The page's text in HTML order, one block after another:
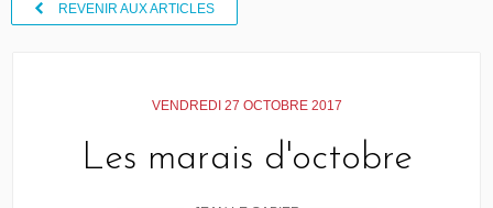
REVENIR AUX ARTICLES
VENDREDI 27 OCTOBRE 2017
Les marais d'octobre